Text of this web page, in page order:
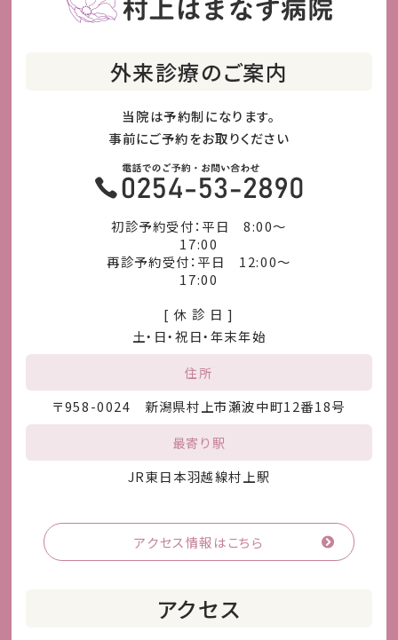
外来診療のご案内
当院は予約制になります。
事前にご予約をお取りください
初診予約受付：平日 8:00～
17:00
再診予約受付：平日 12:00～
17:00
[ 休 診 日 ]
土・日・祝日・年末年始
住所
〒958-0024 新潟県村上市瀬波中町12番18号
最寄り駅
JR東日本羽越線村上駅
アクセス情報はこちら
アクセス